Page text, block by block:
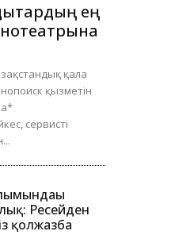
ең
қала
қызметін
сервисті
Ресейден
қолжазба